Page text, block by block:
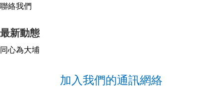
聯絡我們
最新動態
同心為大埔
加入我們的通訊網絡